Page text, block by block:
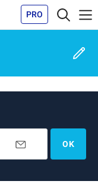
PRO
OK